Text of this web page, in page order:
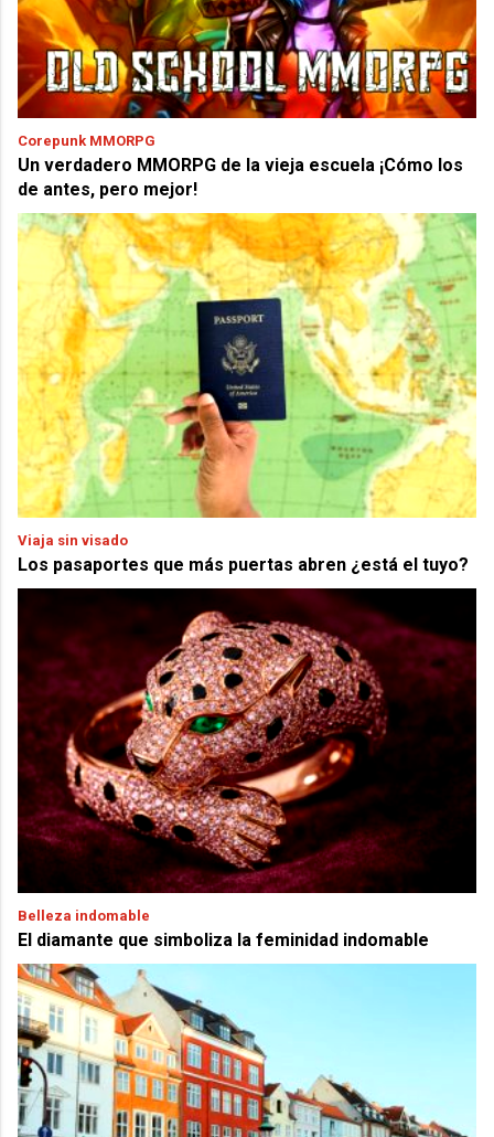
Corepunk MMORPG
Un verdadero MMORPG de la vieja escuela ¡Cómo los
de antes, pero mejor!
Viaja sin visado
Los pasaportes que más puertas abren ¿está el tuyo?
Belleza indomable
El diamante que simboliza la feminidad indomable